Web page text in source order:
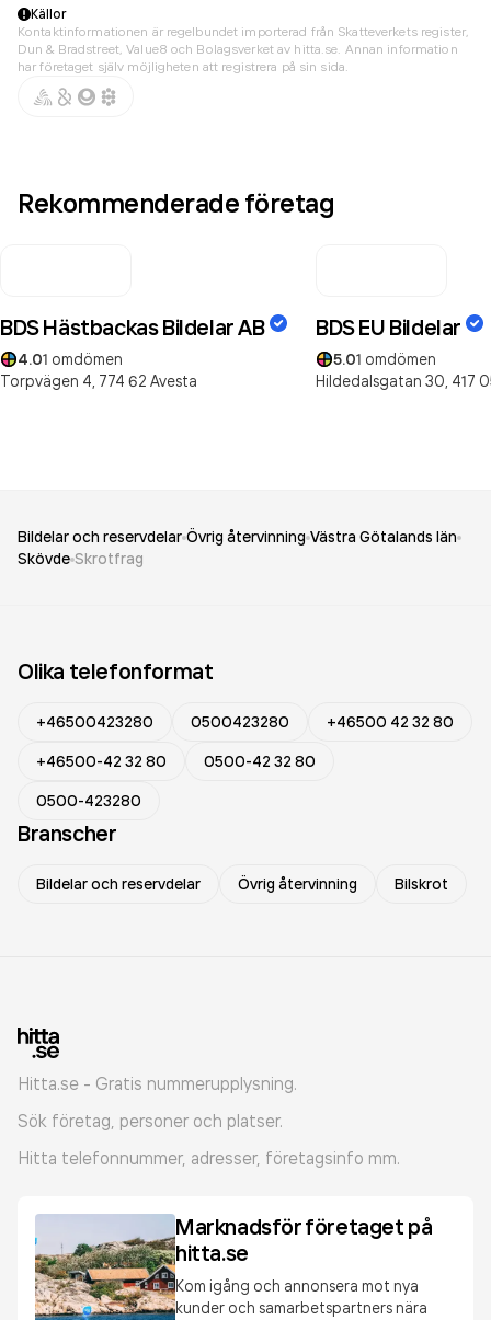
Källor
Kontaktinformationen är regelbundet importerad från Skatteverkets register,
Dun & Bradstreet, Value8 och Bolagsverket av hitta.se. Annan information
har företaget själv möjligheten att registrera på sin sida.
Rekommenderade företag
BDS Hästbackas Bildelar AB
4.01 omdömen
Torpvägen 4, 774 62 Avesta
BDS EU Bildelar
5.01 omdömen
Hildedalsgatan 30, 417
Bildelar och reservdelar Övrig återvinning Västra Götalands län
Skövde Skrotfrag
Olika telefonformat
+46500423280 0500423280
+46500 42 32 80
+46500-42 32 80
0500-42 32 80
0500-423280
Branscher
Bildelar och reservdelar Övrig återvinning Bilskrot
Hitta.se - Gratis nummerupplysning.
Sök företag, personer och platser.
Hitta telefonnummer, adresser, företagsinfo mm.
Marknadsför företaget på
hitta.se
Kom igång och annonsera mot nya
kunder och samarbetspartners nära